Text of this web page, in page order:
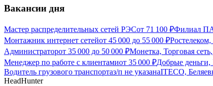
Вакансии дня
Мастер распределительных сетей РЭСот 71 100 ₽Филиал
Монтажник интернет сетейот 45 000 до 55 000 ₽Ростелеком,
Администраторот 35 000 до 50 000 ₽Монетка, Торговая
Менеджер по работе с клиентамиот 35 000 ₽Добрые деньги,
Водитель грузового транспортаз/п не указанаITECO,
HeadHunter